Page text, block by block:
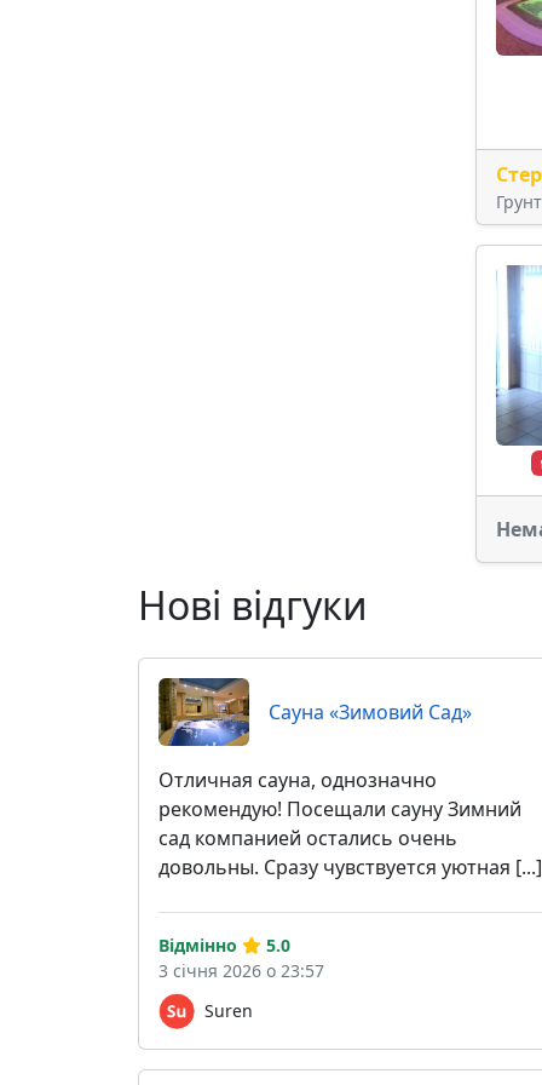
Нові відгуки
Сауна «Зимовий Сад»
Отличная сауна, однозначно
рекомендую! Посещали сауну Зимний
сад компанией остались очень
довольны. Сразу чувствуется уютная [...]
Suren
Відмінно
5.0
3 січня 2026 о 23:57